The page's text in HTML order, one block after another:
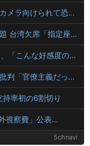
【議論】テレ東・田中瞳アナ「一般人に勝手にカメラ向けられて恐怖を感じるの！」←これ
【速報】長崎市、中国に忖度して台湾と国際問題 台湾欠席「指定座席を使節団区域外にされた」と抗議
某バラエティに出演した偏差値70エリート軍団、「こんな好感度の低い組み合わせは中々ないよ」と視聴者を呆れさせてしまう
ゼレンスキー大統領、米国のバイデン前政権を批判「官僚主義だった」
持率初の6割切り
視察費」公表…
5chnavi